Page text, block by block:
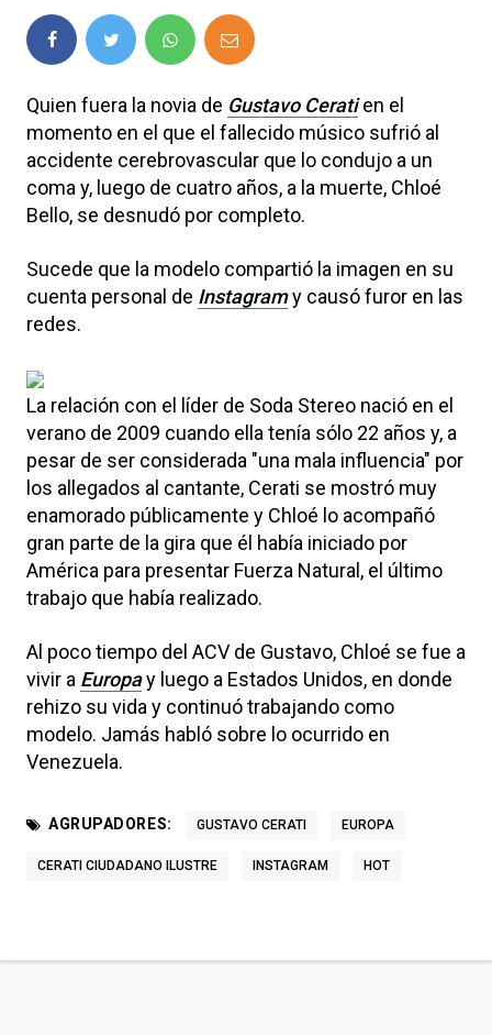
Quien fuera la novia de Gustavo Ceratien el
momento en el que el fallecido músico sufrió al
accidente cerebrovascular que lo condujo a un
coma y, luego de cuatro años, a la muerte, Chloé
Bello, se desnudó por completo.
Sucede que la modelo compartió la imagen en su
cuenta personal de Instagramy causó furor en las
redes.
La relación con el líder de Soda Stereo nació en el
verano de 2009 cuando ella tenía sólo 22 años y, a
pesar de ser considerada "una mala influencia" por
los allegados al cantante, Cerati se mostró muy
enamorado públicamente y Chloé lo acompañó
gran parte de la gira que él había iniciado por
América para presentar Fuerza Natural, el último
trabajo que había realizado.
Al poco tiempo del ACV de Gustavo, Chloé se fue a
vivir a Europay luego a Estados Unidos, en donde
rehizo su vida y continuó trabajando como
modelo. Jamás habló sobre lo ocurrido en
Venezuela.
AGRUPADORES: GUSTAVO CERATI EUROPA
CERATI CIUDADANO ILUSTRE INSTAGRAM HOT